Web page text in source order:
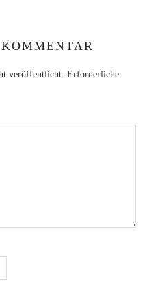
veröffentlicht. Erforderliche